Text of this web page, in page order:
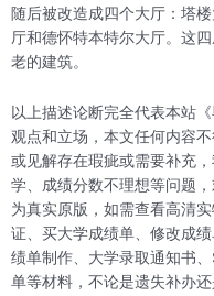
随后被改造成四个大厅：塔
厅和德怀特本特尔大厅。这
老的建筑。
以上描述论断完全代表本站
观点和立场，本文任何内容
或见解存在瑕疵或需要补充
学、成绩分数不理想等问题
为真实原版，如需查看高清
证、买大学成绩单、修改成
绩单制作、大学录取通知书
单等材料，不论是遗失补办